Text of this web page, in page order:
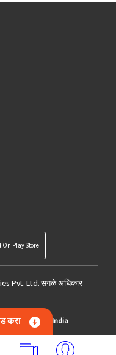
On Play Store
Pvt. Ltd. सगळे अधिकार
Company India
करा